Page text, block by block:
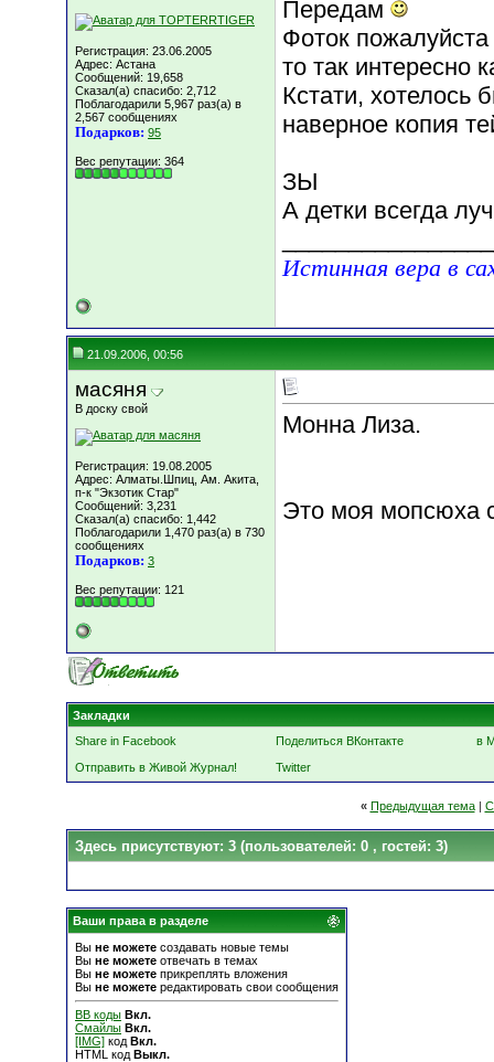
Регистрация: 23.06.2005
Адрес: Астана
Сообщений: 19,658
Сказал(а) спасибо: 2,712
Поблагодарили 5,967 раз(а) в
2,567 сообщениях
Подарков: 95
Вес репутации: 364
Передам
Фоток
то так интересно
Кстати, хотелось
наверное копия
ЗЫ
А детки всегда
Истинная вера в
21.09.2006, 00:56
масяня
В доску свой
Регистрация: 19.08.2005
Адрес: Алматы.Шпиц, Ам. Акита,
п-к "Экзотик Стар"
Сообщений: 3,231
Сказал(а) спасибо: 1,442
Поблагодарили 1,470 раз(а) в 730
сообщениях
Подарков: 3
Вес репутации: 121
Монна Лиза.
Это моя мопсюха
Закладки
Share in Facebook
Поделиться ВКонтакте
в
Отправить в Живой Журнал!
Twitter
« Предыдущая тема|
Здесь присутствуют: 3 (пользователей: 0 , гостей: 3)
Ваши права в разделе
Вы не можете создавать новые темы
Вы не можете отвечать в темах
Вы не можете прикреплять вложения
Вы не можете редактировать свои сообщения
BB коды Вкл.
Смайлы Вкл.
[IMG] код Вкл.
HTML код Выкл.